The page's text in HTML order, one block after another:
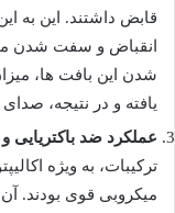
قابض داشتند. این به
انقباض و سفت شدن
شدن این بافت ها،
یافته و در نتیجه،
عملکرد ضد باکتریایی
ترکیبات، به ویژه
میکروبی قوی بودند.